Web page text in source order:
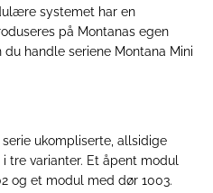
systemet har en
på Montanas egen
du handle seriene Montana Mini
ukompliserte, allsidige
tre varianter. Et åpent modul
og et modul med dør 1003.